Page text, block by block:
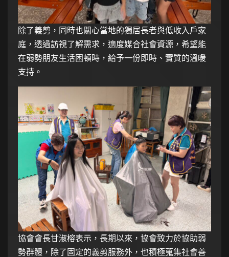
除了義剪，同時也關心當地的獨居長者與低收入戶家
庭，透過訪視了解需求，適度媒合社會資源，希望能
在弱勢朋友生活困頓時，給予一份即時、實質的溫暖
支持。
協會會長甘淑榕表示，長期以來，協會致力於協助弱
勢群體，除了固定的義剪服務外，也積極蒐集社會善